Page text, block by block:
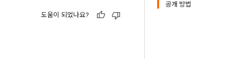
공개 방법
도움이 되었나요?